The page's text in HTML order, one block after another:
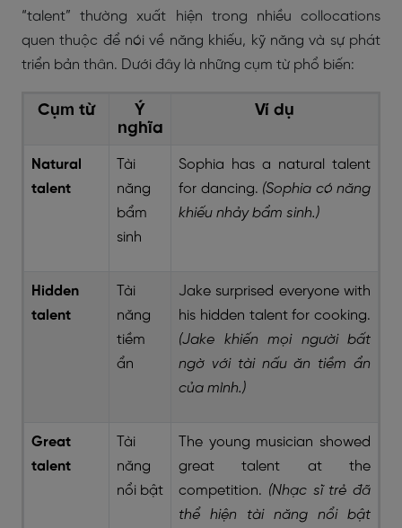
“talent” thường xuất hiện trong nhiều collocations
quen thuộc để nói về năng khiếu, kỹ năng và sự phát
triển bản thân. Dưới đây là những cụm từ phổ biến:
Cụm từ
Ý
nghĩa
Ví dụ
Natural
talent
Tài
năng
bẩm
sinh
Sophia has a natural talent
for dancing. (Sophia có năng
khiếu nhảy bẩm sinh.)
Hidden
talent
Tài
năng
tiềm
ẩn
Jake surprised everyone with
his hidden talent for cooking.
(Jake khiến mọi người bất
ngờ với tài nấu ăn tiềm ẩn
của mình.)
Great
talent
Tài
năng
nổi bật
The young musician showed
great talent at the
competition. (Nhạc sĩ trẻ đã
thể hiện tài năng nổi bật